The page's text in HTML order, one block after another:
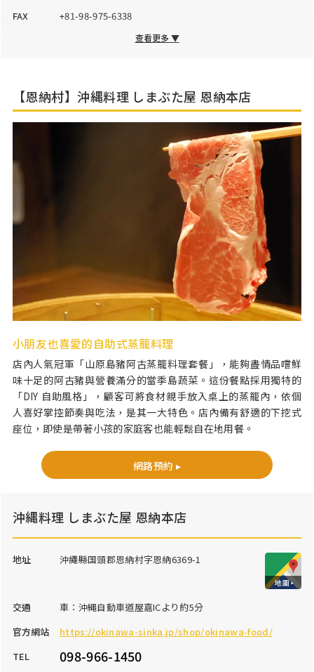
FAX
+81-98-975-6338
午餐：11:30～15:00（最後點餐時間14:00）、晚餐：17:00
休息
查看更多 ▼
【恩納村】沖縄料理 しまぶた屋 恩納本店
小朋友也喜愛的自助式蒸籠料理
店內人氣冠軍「山原島豬阿古蒸籠料理套餐」，能夠盡情品嚐鮮
味十足的阿古豬與營養滿分的當季島蔬菜。這份餐點採用獨特的
「DIY 自助風格」，顧客可將食材親手放入桌上的蒸籠內，依個
人喜好掌控節奏與吃法，是其一大特色。店內備有舒適的下挖式
座位，即使是帶著小孩的家庭客也能輕鬆自在地用餐。
網路預約 ▸
沖縄料理 しまぶた屋 恩納本店
地址 沖繩縣国頭郡恩納村字恩納6369-1
交通
車：沖縄自動車道屋嘉ICより約5分
官方網站
https://okinawa-sinka.jp/shop/okinawa-food/
TEL
098-966-1450